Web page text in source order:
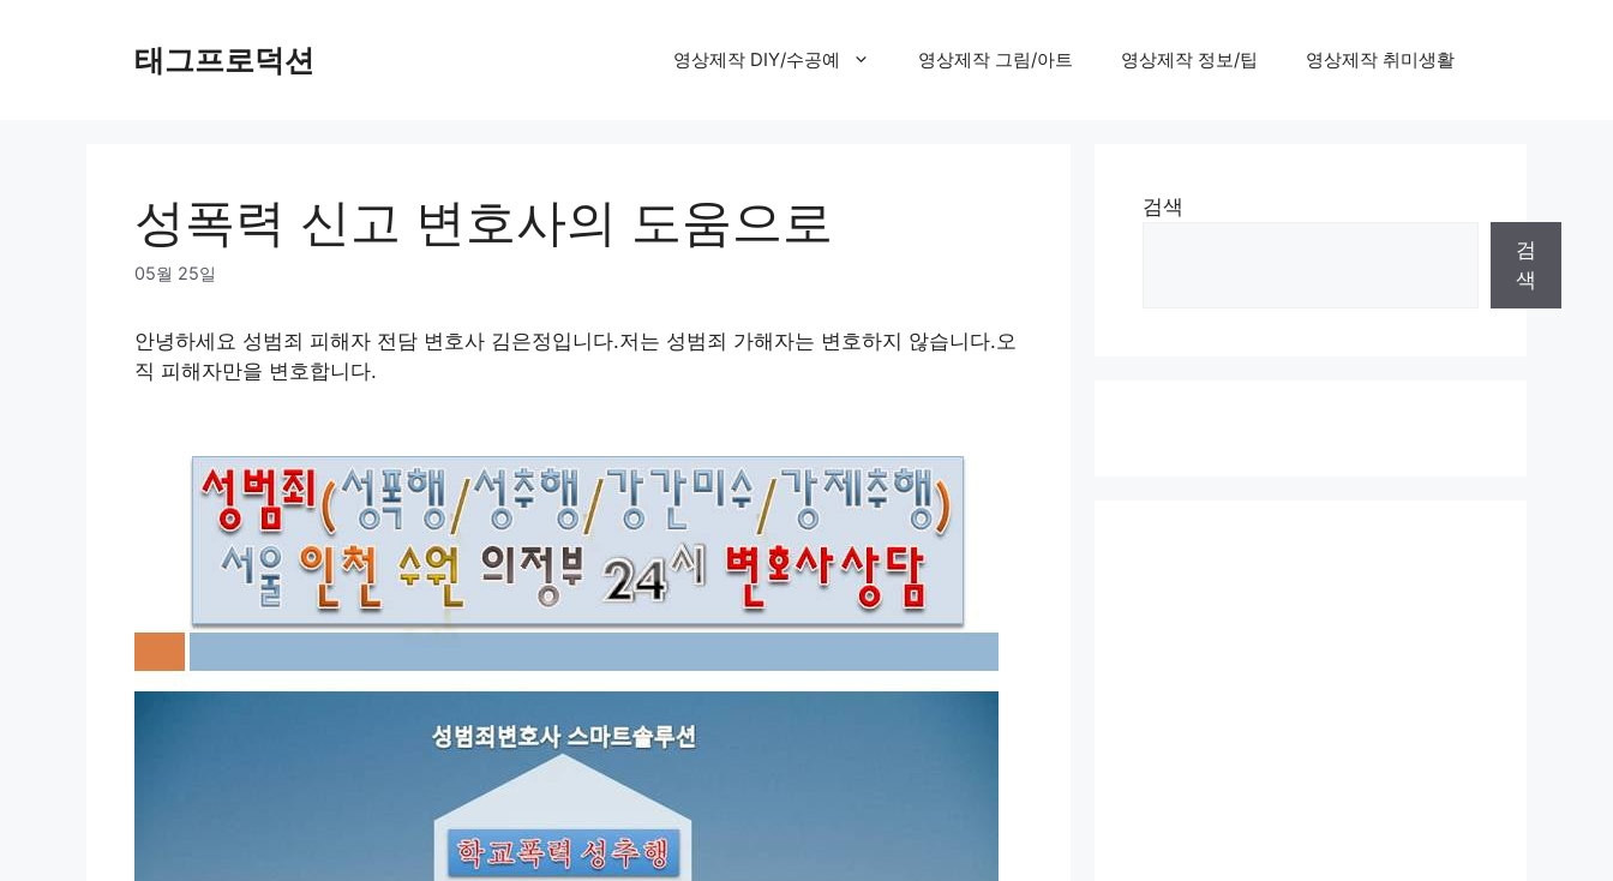
태그프로덕션 영상제작 DIY/수공예 영상제작 그림/아트 영상제작 정보/팁 영상제작 취미생활
성폭력 신고 변호사의 도움으로
05월 25일
안녕하세요 성범죄 피해자 전담 변호사 김은정입니다.저는 성범죄 가해자는 변호하지 않습니다.오
직 피해자만을 변호합니다.
검색
검
색